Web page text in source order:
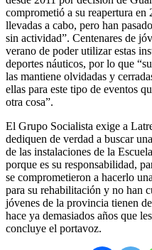
comprometió a su reapertura en
llevadas a cabo, pero han
sin actividad”. Centenares de
verano de poder utilizar estas
deportes náuticos, por lo que
las mantiene olvidadas y
ellas para este tipo de eventos
otra cosa”.
El Grupo Socialista exige a
dediquen de verdad a buscar
de las instalaciones de la
porque es su responsabilidad,
se comprometieron a hacerlo
para su rehabilitación y no han
jóvenes de la provincia tienen
hace ya demasiados años que
concluye el portavoz.